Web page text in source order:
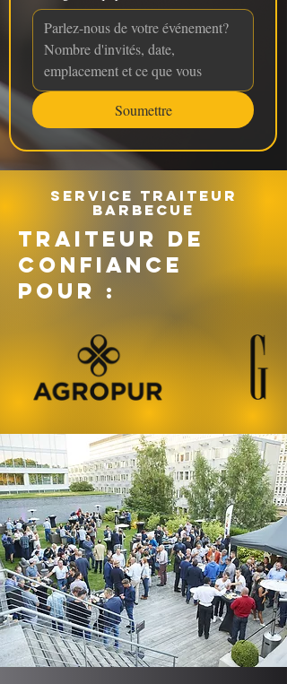
Soumettre
Service traiteur
barbecue
TRAITEUR DE
CONFIANCE
POUR :